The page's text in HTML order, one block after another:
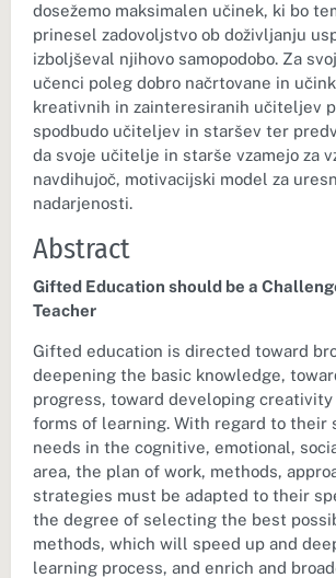
dosežemo maksimalen učinek, ki bo
prinesel zadovoljstvo ob doživljanju
izboljševal njihovo samopodobo. Za
učenci poleg dobro načrtovane in
kreativnih in zainteresiranih učiteljev
spodbudo učiteljev in staršev ter
da svoje učitelje in starše vzamejo za
navdihujoč, motivacijski model za
nadarjenosti.
Abstract
Gifted Education should be a
Teacher
Gifted education is directed toward
deepening the basic knowledge,
progress, toward developing
forms of learning. With regard to their
needs in the cognitive, emotional,
area, the plan of work, methods,
strategies must be adapted to their
the degree of selecting the best
methods, which will speed up and
learning process, and enrich and